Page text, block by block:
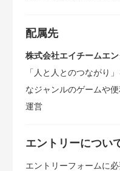
配属先
株式会社エイチームエ
「人と人とのつながり
なジャンルのゲームや
運営
エントリーについ
エントリーフォームに